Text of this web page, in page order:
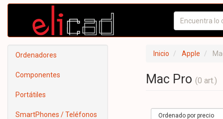
Ordenadores
Componentes
Portátiles
SmartPhones / Teléfonos
Inicio Apple
Mac Pro (0 art.)